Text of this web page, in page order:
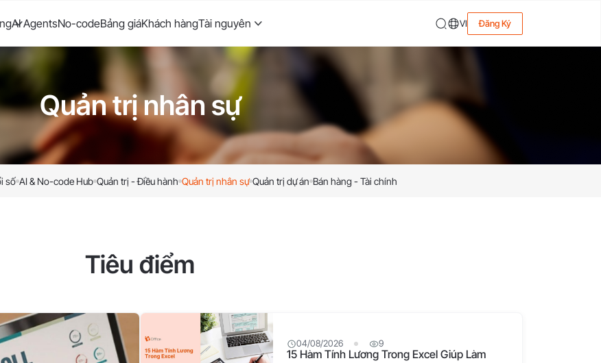
AI AgentsNo-codeBảng giáKhách hàngTài nguyên VI Đăng Ký
Quản trị nhân sự
số AI & No-code Hub Quản trị - Điều hành Quản trị nhân sự Quản trị dự án Bán hàng - Tài chính
Tiêu điểm
04/08/2026 9
15 Hàm Tính Lương Trong Excel Giúp Làm